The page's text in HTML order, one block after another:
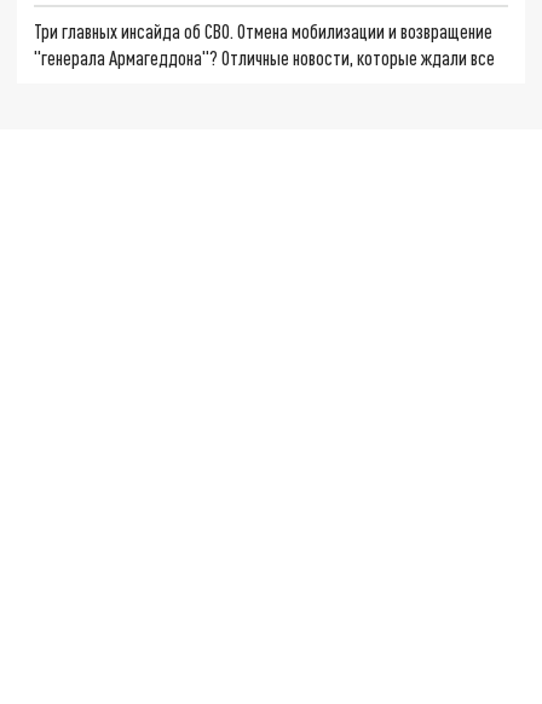
Три главных инсайда об СВО. Отмена мобилизации и возвращение
"генерала Армагеддона"? Отличные новости, которые ждали все